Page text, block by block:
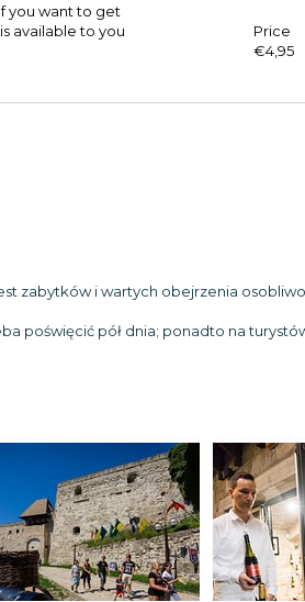
you want to get
available to you
Price
€4,95
zabytków i wartych obejrzenia
poświęcić pół dnia; ponadto na